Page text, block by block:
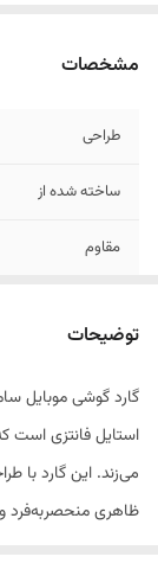
مشخصات
طراحی
ساخته شده از
مقاوم
توضیحات
استایل فانتزی است
می‌زند. این گارد